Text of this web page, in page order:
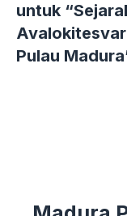
untuk
Pulau